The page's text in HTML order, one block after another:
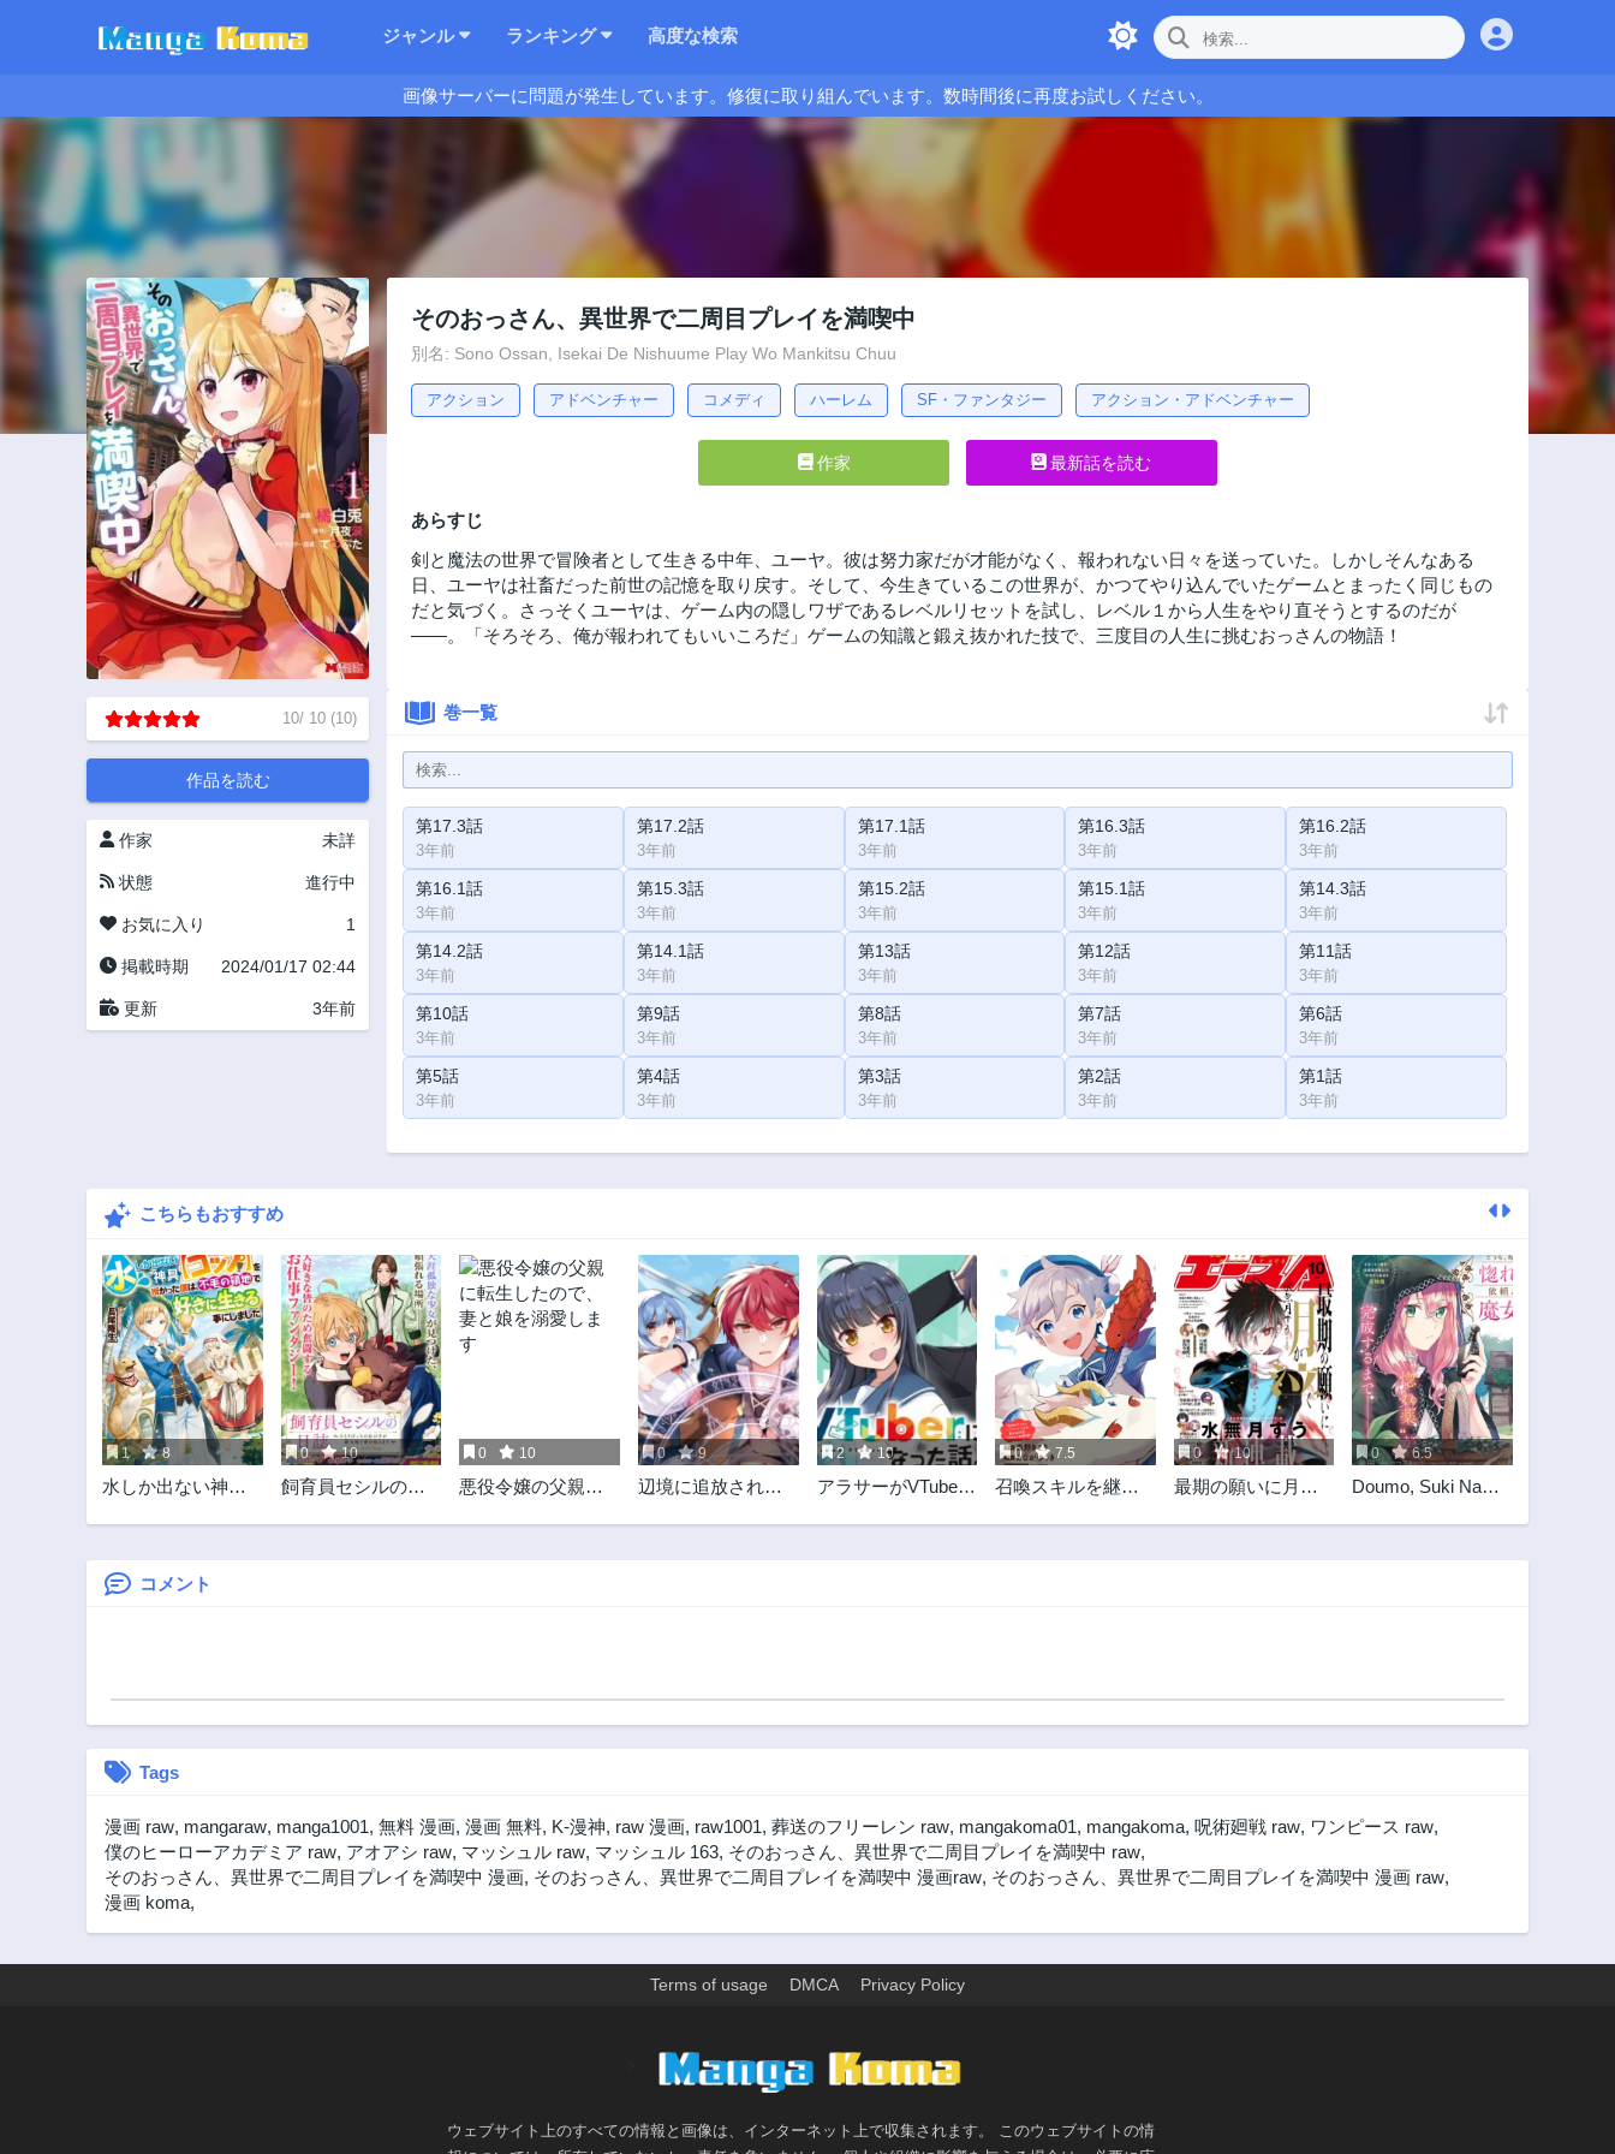
ジャンル ランキング 高度な検索
画像サーバーに問題が発生しています。修復に取り組んでいます。数時間後に再度お試しください。
10/ 10 (10)
作品を読む
作家 未詳
状態 進行中
お気に入り 1
掲載時期 2024/01/17 02:44
更新 3年前
そのおっさん、異世界で二周目プレイを満喫中
別名: Sono Ossan, Isekai De Nishuume Play Wo Mankitsu Chuu
アクション アドベンチャー コメディ ハーレム SF・ファンタジー アクション・アドベンチャー
作家 最新話を読む
あらすじ
剣と魔法の世界で冒険者として生きる中年、ユーヤ。彼は努力家だが才能がなく、報われない日々を送っていた。しかしそんなある
日、ユーヤは社畜だった前世の記憶を取り戻す。そして、今生きているこの世界が、かつてやり込んでいたゲームとまったく同じもの
だと気づく。さっそくユーヤは、ゲーム内の隠しワザであるレベルリセットを試し、レベル１から人生をやり直そうとするのだが
――。「そろそろ、俺が報われてもいいころだ」ゲームの知識と鍛え抜かれた技で、三度目の人生に挑むおっさんの物語！
巻一覧
第17.3話
3年前
第17.2話
3年前
第17.1話
3年前
第16.3話
3年前
第16.2話
3年前
第16.1話
3年前
第15.3話
3年前
第15.2話
3年前
第15.1話
3年前
第14.3話
3年前
第14.2話
3年前
第14.1話
3年前
第13話
3年前
第12話
3年前
第11話
3年前
第10話
3年前
第9話
3年前
第8話
3年前
第7話
3年前
第6話
3年前
第5話
3年前
第4話
3年前
第3話
3年前
第2話
3年前
第1話
3年前
こちらもおすすめ
1 8
水しか出ない神具
領地で好きに生き
る事にしました
0 10
飼育員セシルの日
で愛を知るまで～
0 10
悪役令嬢の父親に
0 9
辺境に追放されて
雄伝説が始まる。
2 10
アラサーがVTuber
0 7.5
召喚スキルを継承
モフモフ魔法生物
0 10
最期の願いに月が
0 6.5
Doumo, Suki Na
Desu. (manga)
コメント
Tags
漫画 raw, mangaraw, manga1001, 無料 漫画, 漫画 無料, K-漫神, raw 漫画, raw1001, 葬送のフリーレン raw, mangakoma01, mangakoma, 呪術廻戦 raw, ワンピース raw,
僕のヒーローアカデミア raw, アオアシ raw, マッシュル raw, マッシュル 163, そのおっさん、異世界で二周目プレイを満喫中 raw,
そのおっさん、異世界で二周目プレイを満喫中 漫画, そのおっさん、異世界で二周目プレイを満喫中 漫画raw, そのおっさん、異世界で二周目プレイを満喫中 漫画 raw,
漫画 koma,
Terms of usage DMCA Privacy Policy
ウェブサイト上のすべての情報と画像は、インターネット上で収集されます。 このウェブサイトの情